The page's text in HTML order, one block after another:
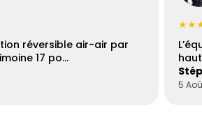
réversible air-air par
17 po…
5